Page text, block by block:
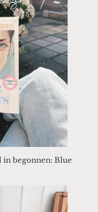
in begonnen: Blue